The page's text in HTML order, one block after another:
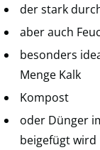
der stark
aber auch
besonders
Menge Kalk
Kompost
oder Dünger
beigefügt wird